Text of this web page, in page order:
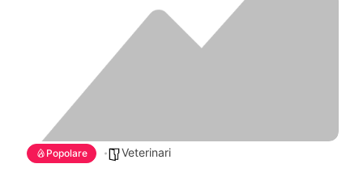
Popolare Veterinari